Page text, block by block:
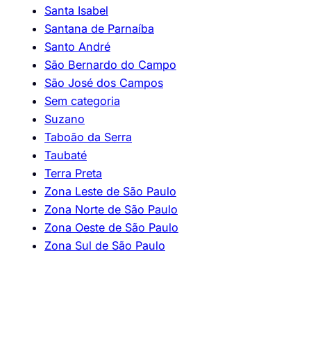
Santa Isabel
Santana de Parnaíba
Santo André
São Bernardo do Campo
São José dos Campos
Sem categoria
Suzano
Taboão da Serra
Taubaté
Terra Preta
Zona Leste de São Paulo
Zona Norte de São Paulo
Zona Oeste de São Paulo
Zona Sul de São Paulo